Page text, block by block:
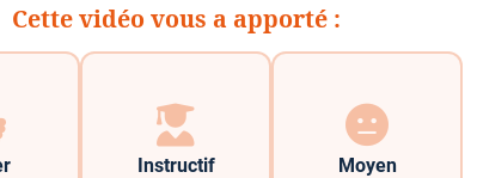
Cette vidéo vous a apporté :
Instructif Moyen